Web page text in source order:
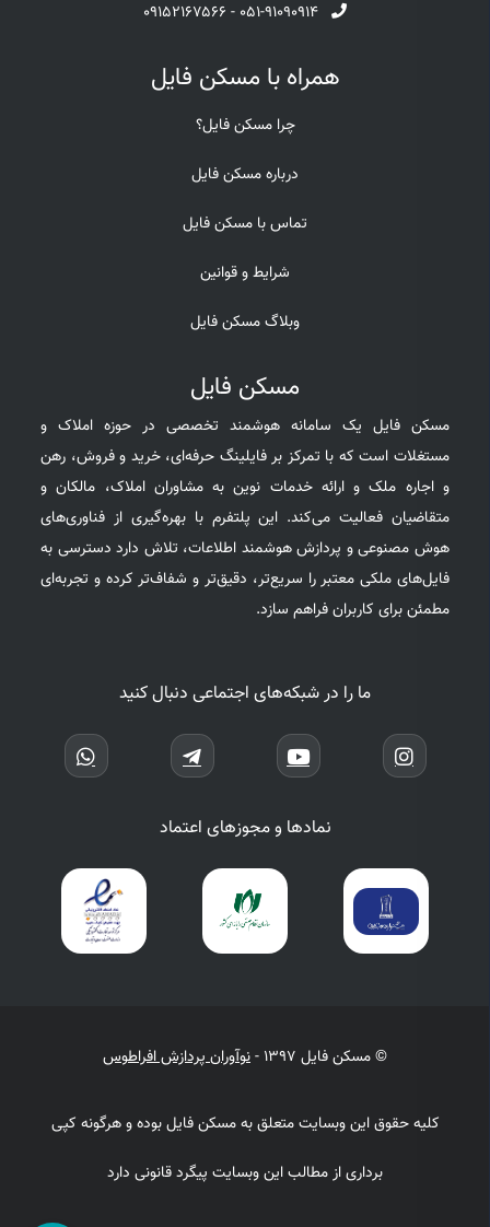
۰۵۱-۹۱۰۹۰۹۱۴ - ۰۹۱۵۲۱۶۷۵۶۶
همراه با مسکن فایل
چرا مسکن فایل؟
درباره مسکن فایل
تماس با مسکن فایل
شرایط و قوانین
وبلاگ مسکن فایل
مسکن فایل
مسکن فایل یک سامانه هوشمند تخصصی در حوزه املاک و
مستغلات است که با تمرکز بر فایلینگ حرفه‌ای، خرید و فروش، رهن
و اجاره ملک و ارائه خدمات نوین به مشاوران املاک، مالکان و
متقاضیان فعالیت می‌کند. این پلتفرم با بهره‌گیری از فناوری‌های
هوش مصنوعی و پردازش هوشمند اطلاعات، تلاش دارد دسترسی به
فایل‌های ملکی معتبر را سریع‌تر، دقیق‌تر و شفاف‌تر کرده و تجربه‌ای
مطمئن برای کاربران فراهم سازد.
ما را در شبکه‌های اجتماعی دنبال کنید
نمادها و مجوزهای اعتماد
© مسکن فایل 1397 - نوآوران پردازش افراطوس
کلیه حقوق این وبسایت متعلق به مسکن فایل بوده و هرگونه کپی
برداری از مطالب این وبسایت پیگرد قانونی دارد